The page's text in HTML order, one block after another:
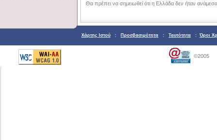
Θα πρέπει να σημειωθεί ότι η Ελλάδα δεν ήταν
Χάρτης Ιστού : Προσβασιμότητα : Ταυτότητα : Όροι
©2005